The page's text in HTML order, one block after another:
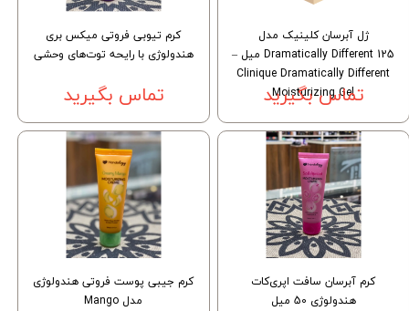
ژل آبرسان کلینیک مدل
Dramatically Different 125 میل –
Clinique Dramatically Different
Moisturizing Gel
تماس بگیرید
کرم تیوبی فروتی میکس بری
هندولوژی با رایحه توت‌های وحشی
تماس بگیرید
کرم آبرسان سافت اپری‌کات
هندولوژی 50 میل
کرم جیبی پوست فروتی هندولوژی
مدل Mango